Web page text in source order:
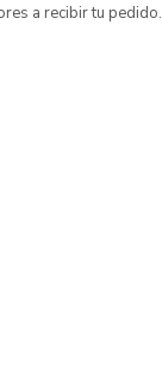
a recibir tu pedido.